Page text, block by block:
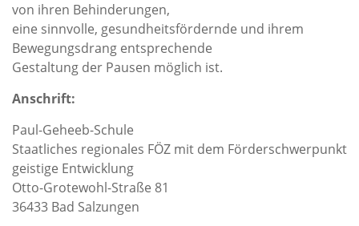
von ihren Behinderungen,
eine sinnvolle, gesundheitsfördernde und ihrem
Bewegungsdrang entsprechende
Gestaltung der Pausen möglich ist.
Anschrift:
Paul-Geheeb-Schule
Staatliches regionales FÖZ mit dem Förderschwerpunkt
geistige Entwicklung
Otto-Grotewohl-Straße 81
36433 Bad Salzungen